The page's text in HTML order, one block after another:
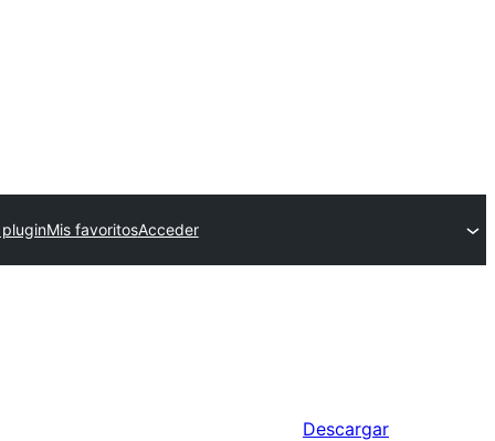
Mis favoritosAcceder
Descargar